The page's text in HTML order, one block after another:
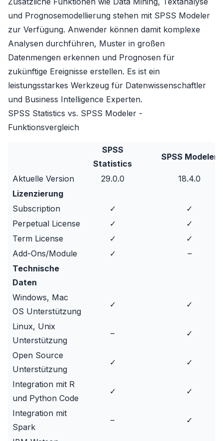
und Prognosemodellierung stehen mit SPSS Modeler
zur Verfügung. Anwender können damit komplexe
Analysen durchführen, Muster in großen
Datenmengen erkennen und Prognosen für
zukünftige Ereignisse erstellen. Es ist ein
leistungsstarkes Werkzeug für Datenwissenschaftler
und Business Intelligence Experten.
SPSS Statistics vs. SPSS Modeler -
Funktionsvergleich
SPSS
Statistics
SPSS Modeler
Aktuelle Version 29.0.0
18.4.0
Lizenzierung
Subscription
✓
✓
Perpetual License
✓
✓
Term License
✓
✓
Add-Ons/Module
✓
–
Technische
Daten
Windows, Mac
OS Unterstützung
✓ ✓
Linux, Unix
Unterstützung
– ✓
Open Source
Unterstützung
✓ ✓
Integration mit R
und Python Code
✓ ✓
Integration mit
Spark
– ✓